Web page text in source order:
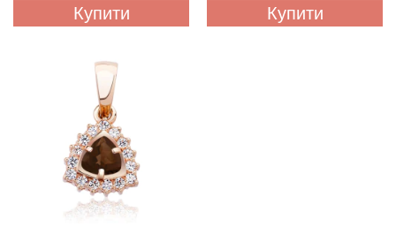
Купити Купити